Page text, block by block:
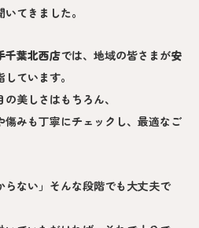
てきました。
千葉北西店では、地域の皆さまが安
しています。
美しさはもちろん、
みも丁寧にチェックし、最適なご
らない」そんな段階でも大丈夫で